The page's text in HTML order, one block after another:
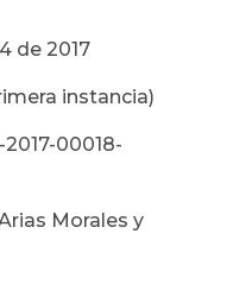
instancia)
00018-
Morales y